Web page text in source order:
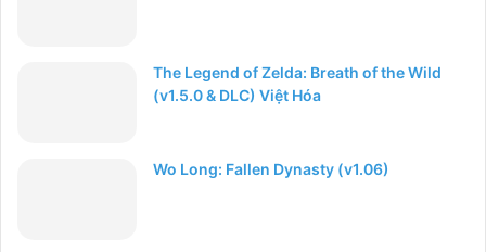
The Legend of Zelda: Breath of the Wild
(v1.5.0 & DLC) Việt Hóa
Wo Long: Fallen Dynasty (v1.06)